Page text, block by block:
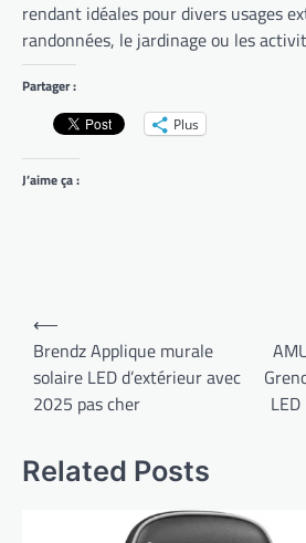
rendant idéales pour divers usages
randonnées, le jardinage ou les
Partager :
Plus
J’aime ça :
Navigation
de
l’article
⟵
Brendz Applique murale
solaire LED d’extérieur avec
2025 pas cher
Related Posts